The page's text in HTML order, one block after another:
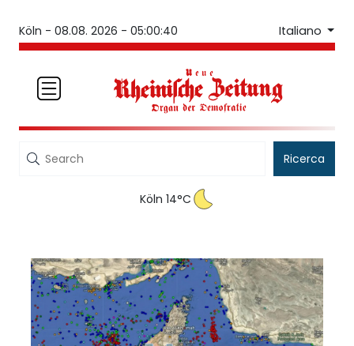
Köln - 08.08. 2026 - 05:00:40 Italiano
Ricerca
Köln 14°C